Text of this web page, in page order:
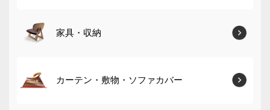
家具・収納
カーテン・敷物・ソファカバー